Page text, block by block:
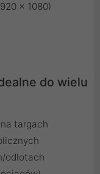
x 1080)
do wielu
targach
odlotach